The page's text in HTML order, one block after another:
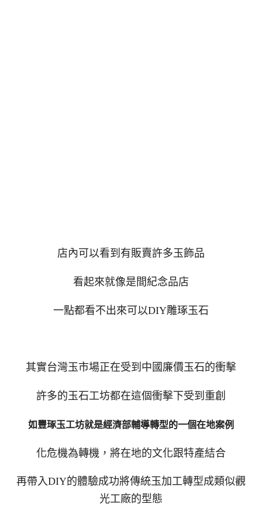
店內可以看到有販賣許多玉飾品
看起來就像是間紀念品店
一點都看不出來可以DIY雕琢玉石
其實台灣玉市場正在受到中國廉價玉石的衝擊
許多的玉石工坊都在這個衝擊下受到重創
如豐琢玉工坊就是經濟部輔導轉型的一個在地案例
化危機為轉機，將在地的文化跟特產結合
再帶入DIY的體驗成功將傳統玉加工轉型成類似觀
光工廠的型態